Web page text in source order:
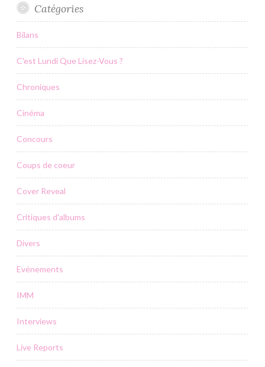
Catégories
Bilans
C'est Lundi Que Lisez-Vous ?
Chroniques
Cinéma
Concours
Coups de coeur
Cover Reveal
Critiques d'albums
Divers
Evénements
IMM
Interviews
Live Reports